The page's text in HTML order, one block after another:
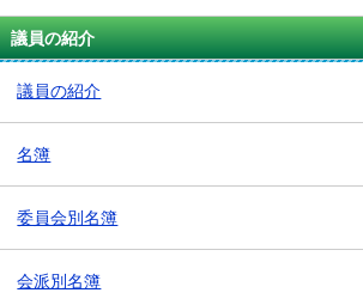
議員の紹介
議員の紹介
名簿
委員会別名簿
会派別名簿